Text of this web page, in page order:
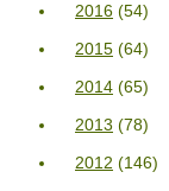
2016 (54)
2015 (64)
2014 (65)
2013 (78)
2012 (146)